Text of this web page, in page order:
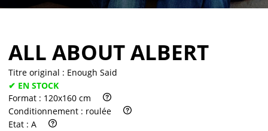
ALL ABOUT ALBERT
Titre original : Enough Said
✔ EN STOCK
Format : 120x160 cm
Conditionnement : roulée
Etat : A